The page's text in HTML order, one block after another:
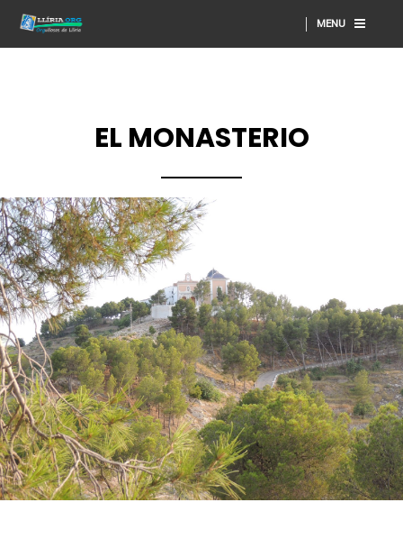
MENU
EL MONASTERIO